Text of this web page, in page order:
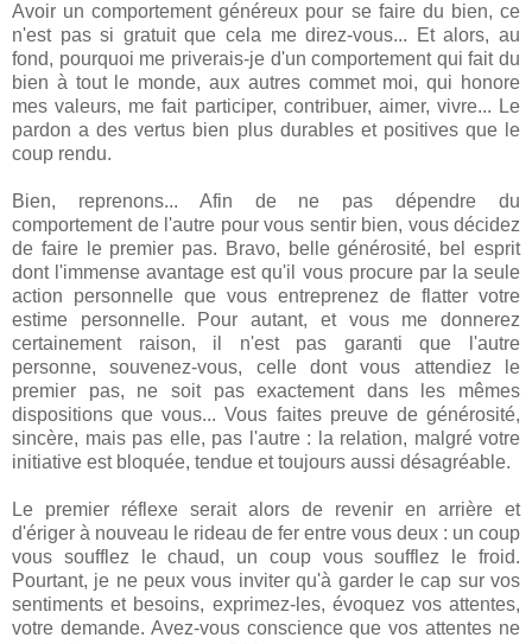
Avoir un comportement généreux pour se faire du bien, ce
n'est pas si gratuit que cela me direz-vous... Et alors, au
fond, pourquoi me priverais-je d'un comportement qui fait du
bien à tout le monde, aux autres commet moi, qui honore
mes valeurs, me fait participer, contribuer, aimer, vivre... Le
pardon a des vertus bien plus durables et positives que le
coup rendu.
Bien, reprenons... Afin de ne pas dépendre du
comportement de l'autre pour vous sentir bien, vous décidez
de faire le premier pas. Bravo, belle générosité, bel esprit
dont l'immense avantage est qu'il vous procure par la seule
action personnelle que vous entreprenez de flatter votre
estime personnelle. Pour autant, et vous me donnerez
certainement raison, il n'est pas garanti que l'autre
personne, souvenez-vous, celle dont vous attendiez le
premier pas, ne soit pas exactement dans les mêmes
dispositions que vous... Vous faites preuve de générosité,
sincère, mais pas elle, pas l'autre : la relation, malgré votre
initiative est bloquée, tendue et toujours aussi désagréable.
Le premier réflexe serait alors de revenir en arrière et
d'ériger à nouveau le rideau de fer entre vous deux : un coup
vous soufflez le chaud, un coup vous soufflez le froid.
Pourtant, je ne peux vous inviter qu'à garder le cap sur vos
sentiments et besoins, exprimez-les, évoquez vos attentes,
votre demande. Avez-vous conscience que vos attentes ne